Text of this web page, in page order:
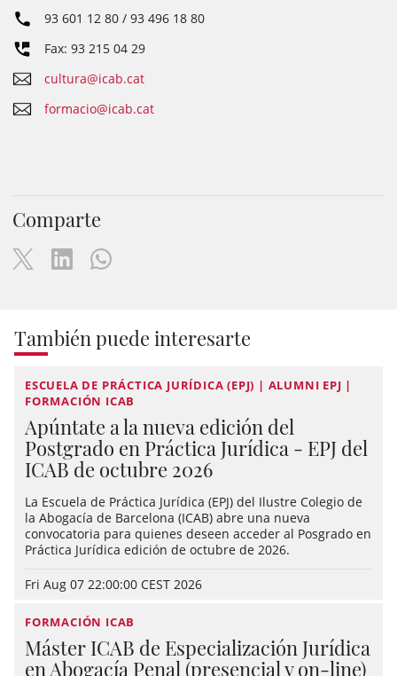
93 601 12 80 / 93 496 18 80
Fax: 93 215 04 29
cultura@icab.cat
formacio@icab.cat
Comparte
También puede interesarte
ESCUELA DE PRÁCTICA JURÍDICA (EPJ) | ALUMNI EPJ |
FORMACIÓN ICAB
Apúntate a la nueva edición del
Postgrado en Práctica Jurídica - EPJ del
ICAB de octubre 2026
La Escuela de Práctica Jurídica (EPJ) del Ilustre Colegio de
la Abogacía de Barcelona (ICAB) abre una nueva
convocatoria para quienes deseen acceder al Posgrado en
Práctica Jurídica edición de octubre de 2026.
Fri Aug 07 22:00:00 CEST 2026
FORMACIÓN ICAB
Máster ICAB de Especialización Jurídica
en Abogacía Penal (presencial y on-line)